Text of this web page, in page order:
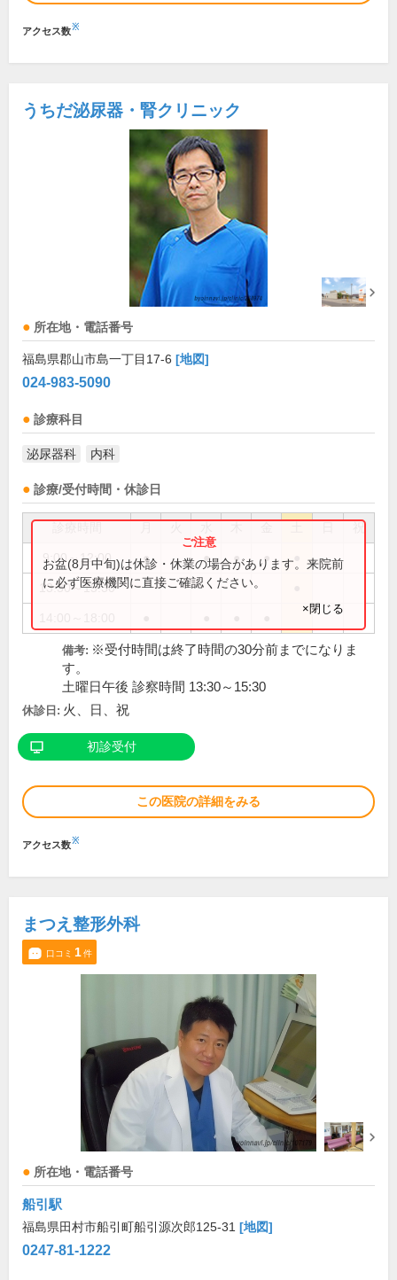
アクセス数※
うちだ泌尿器・腎クリニック
所在地・電話番号
福島県郡山市島一丁目17-6 [地図]
024-983-5090
診療科目
泌尿器科 内科
診療/受付時間・休診日
祝
9:00～12:00 ● ● ● ●
13:30～15:30
お盆(8月中旬)は休診・休業の場合があります。来院前
に必ず医療機関に直接ご確認ください。
×閉じる
備考: ※受付時間は終了時間の30分前までになりま
す。
土曜日午後 診察時間 13:30～15:30
休診日: 火、日、祝
初診受付
この医院の詳細をみる
アクセス数※
まつえ整形外科
口コミ 1件
所在地・電話番号
船引駅
福島県田村市船引町船引源次郎125-31 [地図]
0247-81-1222